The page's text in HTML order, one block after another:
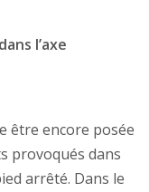
l’axe
être encore posée
provoqués dans
arrêté. Dans le